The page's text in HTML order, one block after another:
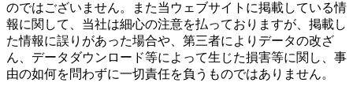
のではございません。また当ウェブサイトに掲載している情
報に関して、当社は細心の注意を払っておりますが、掲載し
た情報に誤りがあった場合や、第三者によりデータの改ざ
ん、データダウンロード等によって生じた損害等に関し、事
由の如何を問わずに一切責任を負うものではありません。